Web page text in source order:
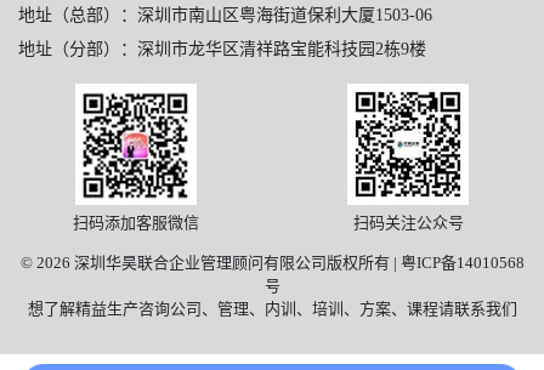
地址（总部）：深圳市南山区粤海街道保利大厦1503-06
地址（分部）：深圳市龙华区清祥路宝能科技园2栋9楼
扫码添加客服微信 扫码关注公众号
© 2026 深圳华昊联合企业管理顾问有限公司版权所有 | 粤ICP备14010568
号
想了解精益生产咨询公司、管理、内训、培训、方案、课程请联系我们